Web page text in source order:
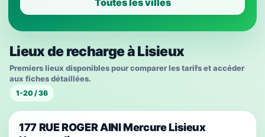
Toutes les villes
Lieux de recharge à Lisieux
Premiers lieux disponibles pour comparer les tarifs et accéder
aux fiches détaillées.
1-20 / 36
177 RUE ROGER AINI Mercure Lisieux